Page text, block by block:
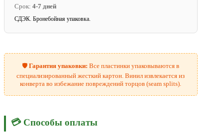
Срок: 4-7 дней
СДЭК. Бронебойная упаковка.
🛡️Гарантия упаковки: Все пластинки упаковываются в
специализированный жесткий картон. Винил извлекается из
конверта во избежание повреждений торцов (seam splits).
💳 Способы оплаты